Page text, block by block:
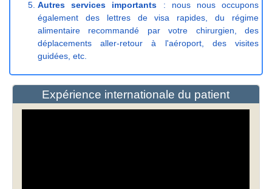
Autres services importants : nous nous occupons
également des lettres de visa rapides, du régime
alimentaire recommandé par votre chirurgien, des
déplacements aller-retour à l'aéroport, des visites
guidées, etc.
Expérience internationale du patient